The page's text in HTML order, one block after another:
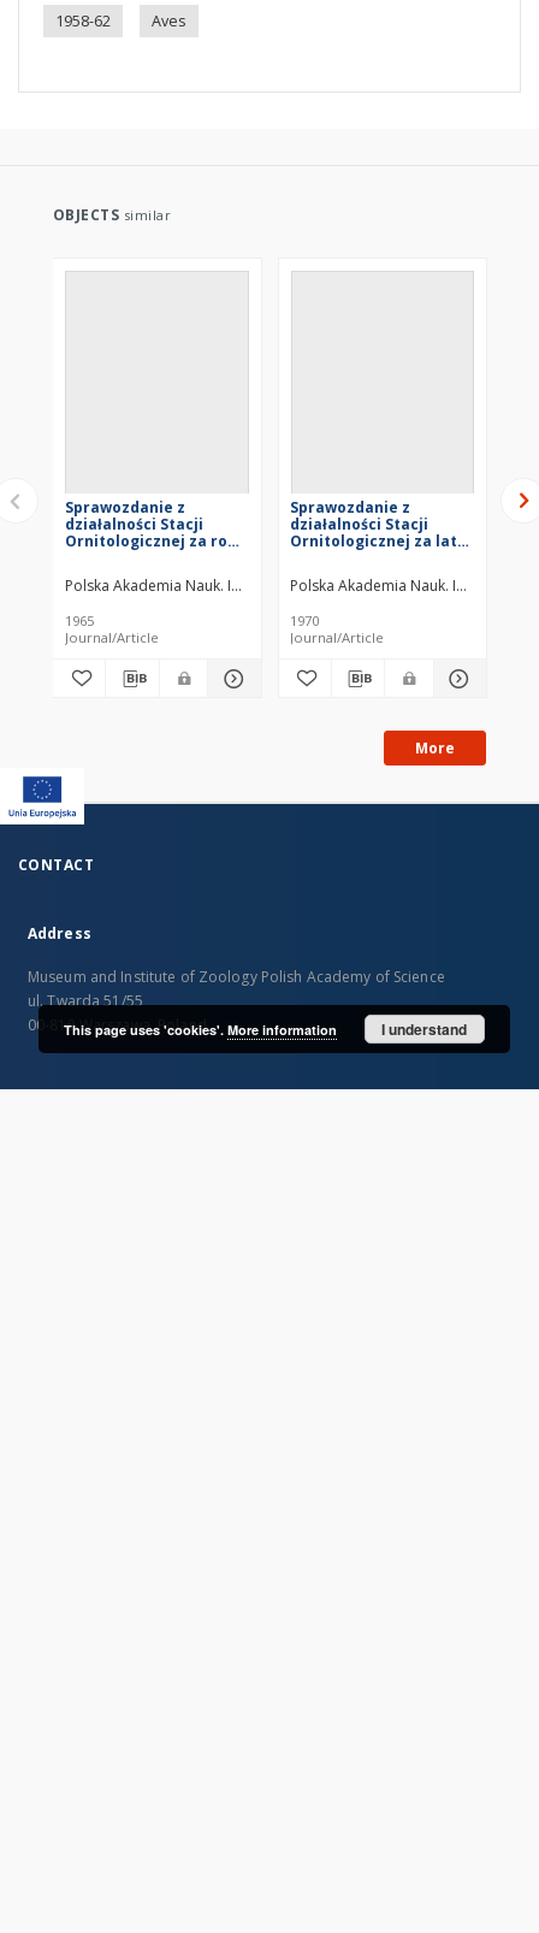
1958-62
Aves
OBJECTS similar
Sprawozdanie z
działalności Stacji
Ornitologicznej za rok
Polska Akademia Nauk. Instytut Zoologiczny. Stacja Ornitologiczna
1965
Journal/Article
Sprawozdanie z
działalności Stacji
Ornitologicznej za lata
Polska Akademia Nauk. Instytut
1970
Journal/Article
More
CONTACT
Address
Museum and Institute of Zoology Polish Academy of Science
ul. Twarda 51/55
00-818 Warszawa, Poland
This page uses 'cookies'. More information I understand